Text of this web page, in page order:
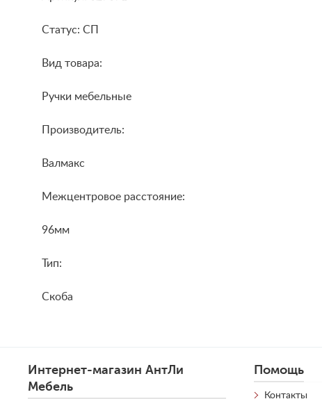
Статус: СП
Вид товара:
Ручки мебельные
Производитель:
Валмакс
Межцентровое расстояние:
96мм
Тип:
Скоба
Интернет-магазин АнтЛи
Мебель
Помощь
Контакты